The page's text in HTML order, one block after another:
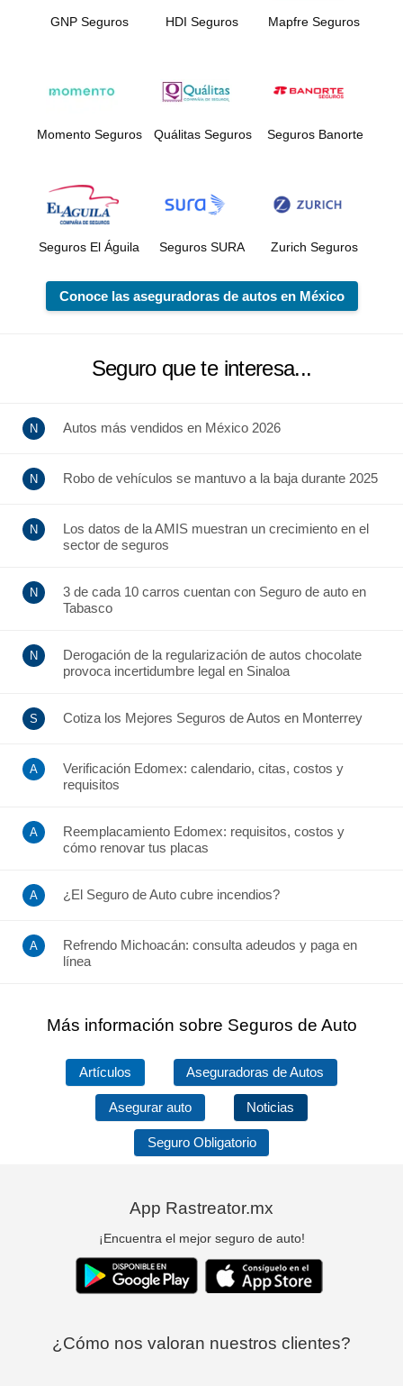
GNP Seguros HDI Seguros Mapfre Seguros
Momento Seguros Quálitas Seguros Seguros Banorte
Seguros El Águila Seguros SURA Zurich Seguros
Conoce las aseguradoras de autos en México
Seguro que te interesa...
Autos más vendidos en México 2026
Robo de vehículos se mantuvo a la baja durante 2025
Los datos de la AMIS muestran un crecimiento en el
sector de seguros
3 de cada 10 carros cuentan con Seguro de auto en
Tabasco
Derogación de la regularización de autos chocolate
provoca incertidumbre legal en Sinaloa
Cotiza los Mejores Seguros de Autos en Monterrey
Verificación Edomex: calendario, citas, costos y
requisitos
Reemplacamiento Edomex: requisitos, costos y
cómo renovar tus placas
¿El Seguro de Auto cubre incendios?
Refrendo Michoacán: consulta adeudos y paga en
línea
Más información sobre Seguros de Auto
Artículos Aseguradoras de Autos
Asegurar auto Noticias
Seguro Obligatorio
App Rastreator.mx
¡Encuentra el mejor seguro de auto!
¿Cómo nos valoran nuestros clientes?